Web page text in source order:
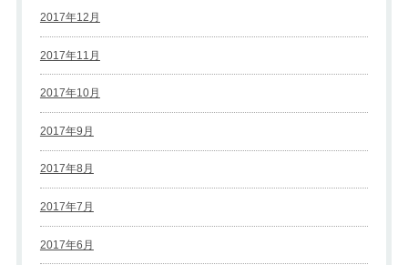
2017年12月
2017年11月
2017年10月
2017年9月
2017年8月
2017年7月
2017年6月